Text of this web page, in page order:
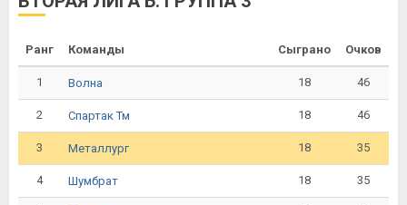
Ранг Команды Сыграно Очков
1 Волна 18 46
2 Спартак Тм 18 46
3 Металлург 18 35
4 Шумбрат 18 35